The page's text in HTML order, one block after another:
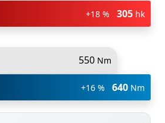
+18 % 305 hk
550 Nm
+16 % 640 Nm